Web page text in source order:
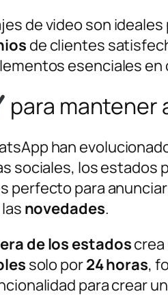
de video son
de clientes
esenciales
para mantener
han
sociales, los estados
perfecto para anunciar
novedades.
de los estados
solo por24horas,
para crear